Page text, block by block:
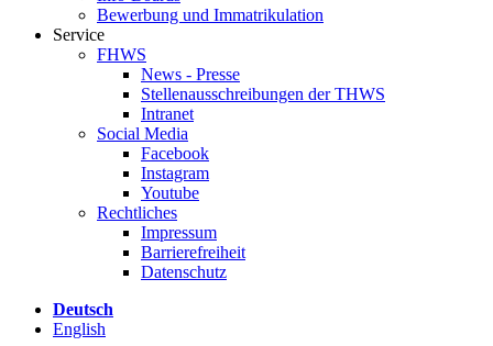
Bewerbung und Immatrikulation
Service
FHWS
News - Presse
Stellenausschreibungen der THWS
Intranet
Social Media
Facebook
Instagram
Youtube
Rechtliches
Impressum
Barrierefreiheit
Datenschutz
Deutsch
English